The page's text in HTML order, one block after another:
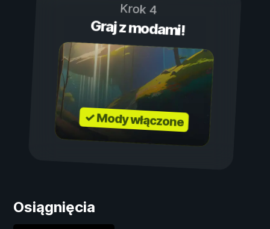
Krok 4
Graj z modami!
✓ Mody włączone
Osiągnięcia